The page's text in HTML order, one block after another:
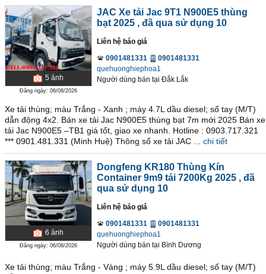
5 ảnh
Đăng ngày: 06/08/2026
JAC Xe tải Jac 9T1 N900E5 thùng
bạt 2025 , đã qua sử dụng 10
Liên hệ báo giá
0901481331
0901481331
quehuonghiephoa1
Người dùng bán tại Ðắk Lắk
Xe tải thùng; màu Trắng - Xanh ; máy 4.7L dầu diesel; số tay (M/T)
dẫn động 4x2. Bán xe tải Jac N900E5 thùng bạt 7m mới 2025 Bán xe
tải Jac N900E5 –TB1 giá tốt, giao xe nhanh. Hotline : 0903.717.321
*** 0901.481.331 (Minh Huệ) Thông số xe tải JAC ...
chi tiết
6 ảnh
Đăng ngày: 06/08/2026
Dongfeng KR180 Thùng Kín
Container 9m9 tải 7200Kg 2025 , đã
qua sử dụng 10
Liên hệ báo giá
0901481331
0901481331
quehuonghiephoa1
Người dùng bán tại Bình Dương
Xe tải thùng; màu Trắng - Vàng ; máy 5.9L dầu diesel; số tay (M/T)